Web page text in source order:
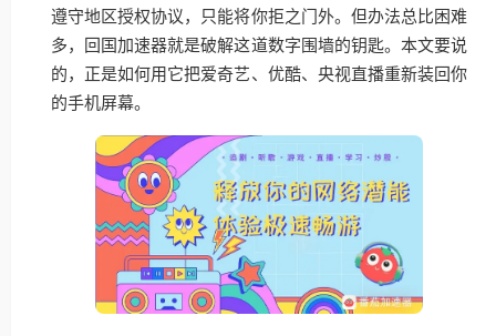
遵守地区授权协议，只能将你拒之门外。但办法总比困难
多，回国加速器就是破解这道数字围墙的钥匙。本文要说
的，正是如何用它把爱奇艺、优酷、央视直播重新装回你
的手机屏幕。